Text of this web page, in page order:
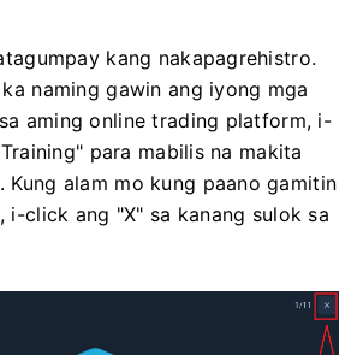
kang nakapagrehistro.
naming gawin ang iyong mga
aming online trading platform, i-
para mabilis na makita
Kung alam mo kung paano gamitin
i-click ang "X" sa kanang sulok sa